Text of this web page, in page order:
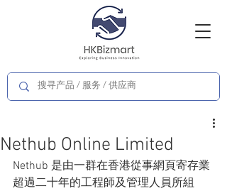
Nethub Online Limited
Nethub 是由一群在香港從事網頁寄存業
超過二十年的工程師及管理人員所組